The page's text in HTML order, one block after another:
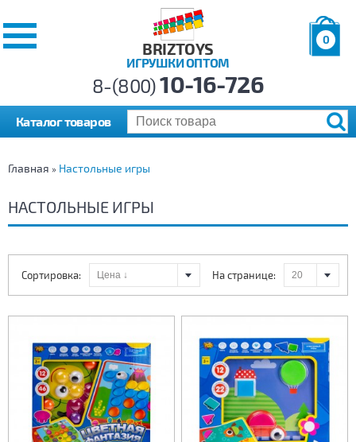
BRIZTOYS
ИГРУШКИ ОПТОМ
0
р.
8-(800)10-16-726
Каталог товаров
Главная » Настольные игры
НАСТОЛЬНЫЕ ИГРЫ
На странице:
Сортировка: